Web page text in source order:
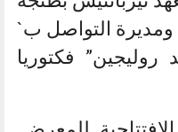
ومديرة التواصل ب`
روليجين” فكتوريا